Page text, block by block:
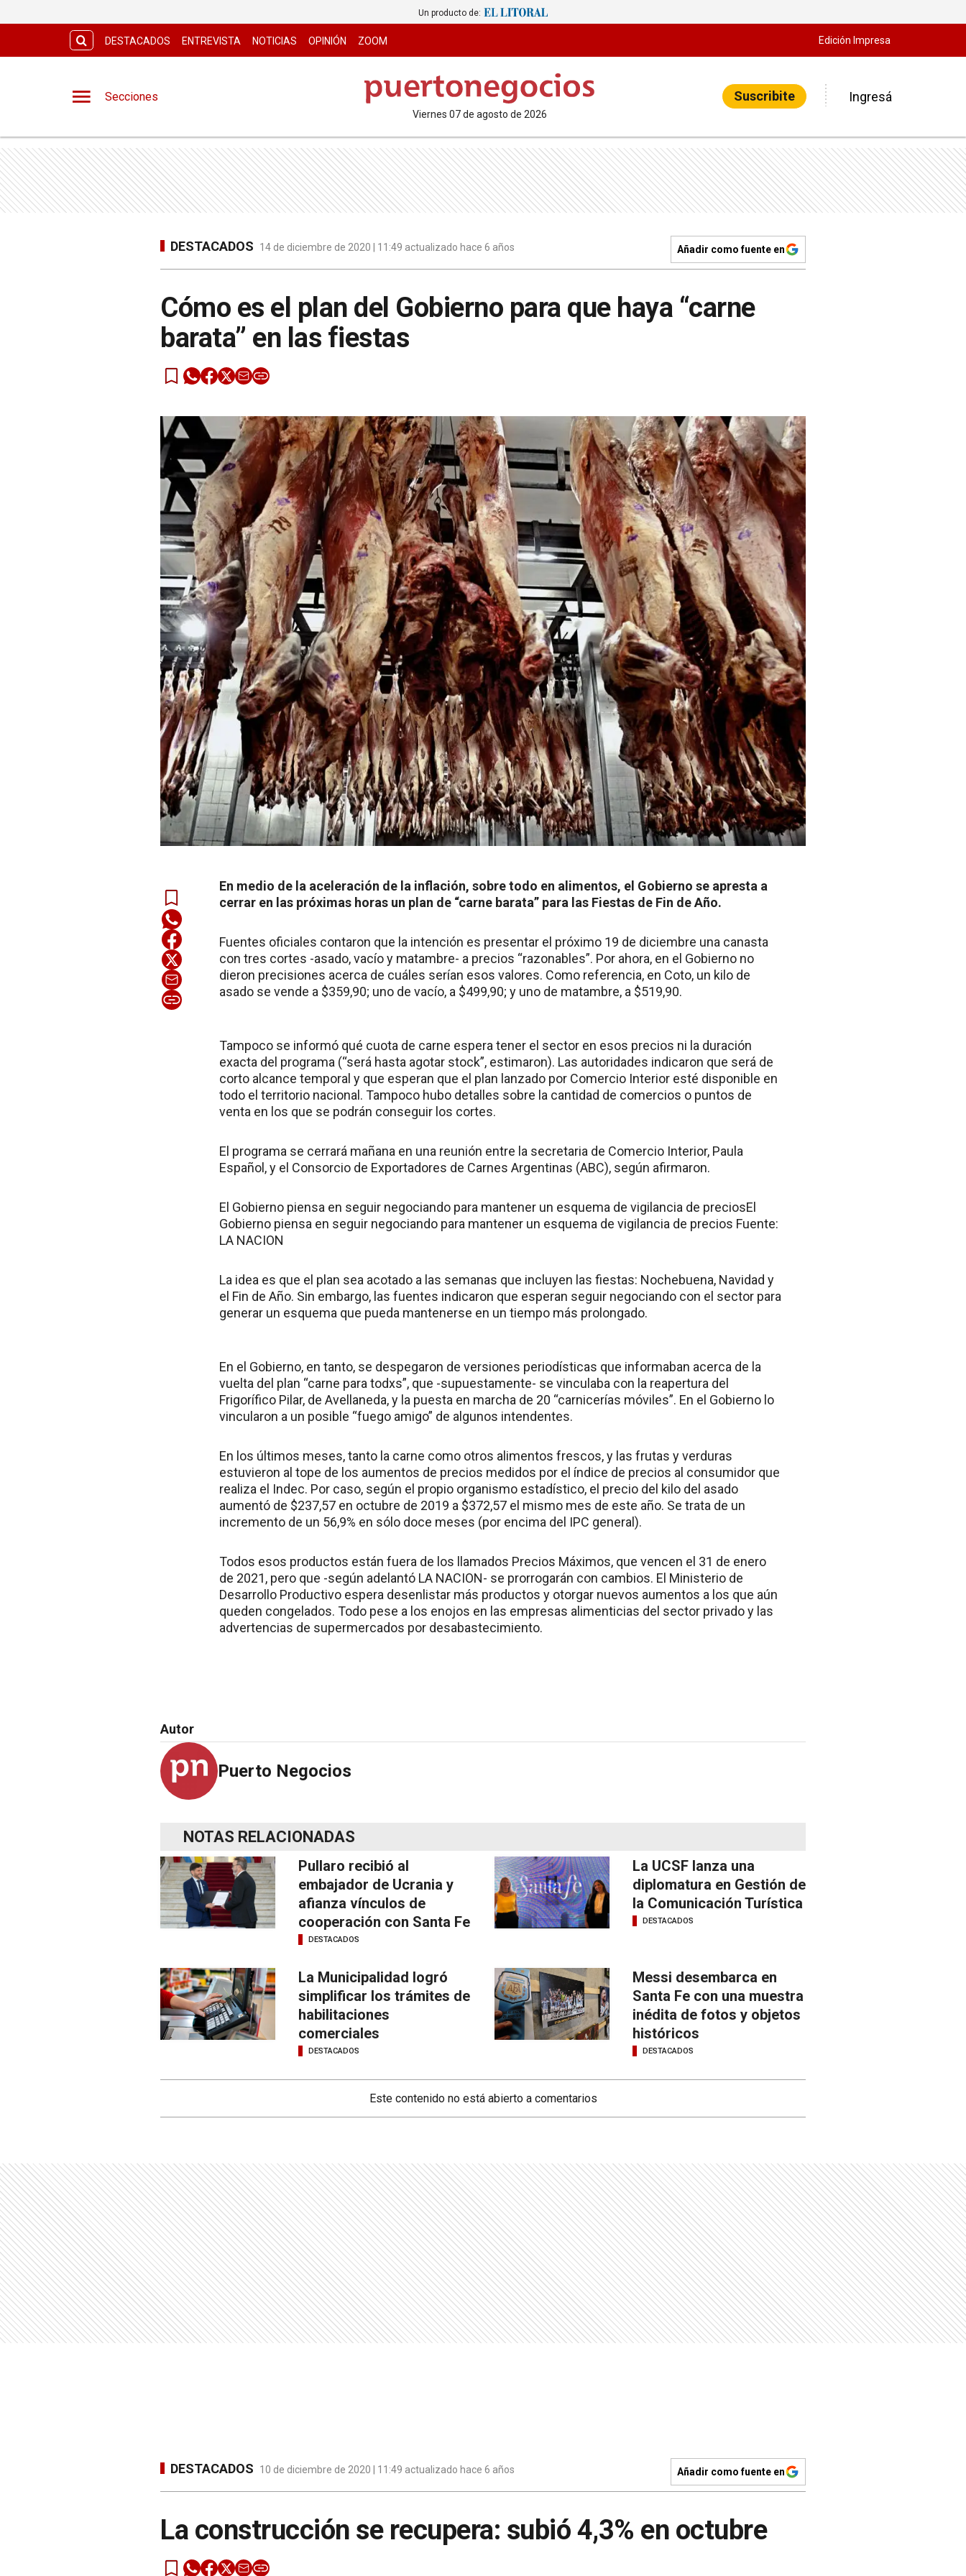
Un producto de:
DESTACADOS ENTREVISTA NOTICIAS OPINIÓN ZOOM Edición Impresa
Secciones
viernes 07 de agosto de 2026
Suscribite Ingresá
DESTACADOS 14 de diciembre de 2020 | 11:49 actualizado hace 6 años Añadir como fuente en
Cómo es el plan del Gobierno para que haya “carne
barata” en las fiestas
En medio de la aceleración de la inflación, sobre todo en alimentos, el Gobierno se apresta a
cerrar en las próximas horas un plan de “carne barata” para las Fiestas de Fin de Año.
Fuentes oficiales contaron que la intención es presentar el próximo 19 de diciembre una canasta
con tres cortes -asado, vacío y matambre- a precios “razonables”. Por ahora, en el Gobierno no
dieron precisiones acerca de cuáles serían esos valores. Como referencia, en Coto, un kilo de
asado se vende a $359,90; uno de vacío, a $499,90; y uno de matambre, a $519,90.
Tampoco se informó qué cuota de carne espera tener el sector en esos precios ni la duración
exacta del programa (“será hasta agotar stock”, estimaron). Las autoridades indicaron que será de
corto alcance temporal y que esperan que el plan lanzado por Comercio Interior esté disponible en
todo el territorio nacional. Tampoco hubo detalles sobre la cantidad de comercios o puntos de
venta en los que se podrán conseguir los cortes.
El programa se cerrará mañana en una reunión entre la secretaria de Comercio Interior, Paula
Español, y el Consorcio de Exportadores de Carnes Argentinas (ABC), según afirmaron.
El Gobierno piensa en seguir negociando para mantener un esquema de vigilancia de preciosEl
Gobierno piensa en seguir negociando para mantener un esquema de vigilancia de precios Fuente:
LA NACION
La idea es que el plan sea acotado a las semanas que incluyen las fiestas: Nochebuena, Navidad y
el Fin de Año. Sin embargo, las fuentes indicaron que esperan seguir negociando con el sector para
generar un esquema que pueda mantenerse en un tiempo más prolongado.
En el Gobierno, en tanto, se despegaron de versiones periodísticas que informaban acerca de la
vuelta del plan “carne para todxs”, que -supuestamente- se vinculaba con la reapertura del
Frigorífico Pilar, de Avellaneda, y la puesta en marcha de 20 “carnicerías móviles”. En el Gobierno lo
vincularon a un posible “fuego amigo” de algunos intendentes.
En los últimos meses, tanto la carne como otros alimentos frescos, y las frutas y verduras
estuvieron al tope de los aumentos de precios medidos por el índice de precios al consumidor que
realiza el Indec. Por caso, según el propio organismo estadístico, el precio del kilo del asado
aumentó de $237,57 en octubre de 2019 a $372,57 el mismo mes de este año. Se trata de un
incremento de un 56,9% en sólo doce meses (por encima del IPC general).
Todos esos productos están fuera de los llamados Precios Máximos, que vencen el 31 de enero
de 2021, pero que -según adelantó LA NACION- se prorrogarán con cambios. El Ministerio de
Desarrollo Productivo espera desenlistar más productos y otorgar nuevos aumentos a los que aún
queden congelados. Todo pese a los enojos en las empresas alimenticias del sector privado y las
advertencias de supermercados por desabastecimiento.
Autor
Puerto Negocios
NOTAS RELACIONADAS
Pullaro recibió al
embajador de Ucrania y
afianza vínculos de
cooperación con Santa Fe
DESTACADOS
La UCSF lanza una
diplomatura en Gestión de
la Comunicación Turística
DESTACADOS
La Municipalidad logró
simplificar los trámites de
habilitaciones
comerciales
DESTACADOS
Messi desembarca en
Santa Fe con una muestra
inédita de fotos y objetos
históricos
DESTACADOS
Este contenido no está abierto a comentarios
DESTACADOS 10 de diciembre de 2020 | 11:49 actualizado hace 6 años Añadir como fuente en
La construcción se recupera: subió 4,3% en octubre